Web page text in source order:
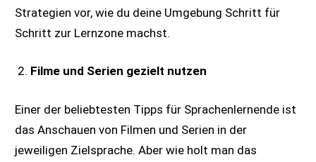
Strategien vor, wie du deine Umgebung Schritt für
Schritt zur Lernzone machst.
Filme und Serien gezielt nutzen
Einer der beliebtesten Tipps für Sprachenlernende ist
das Anschauen von Filmen und Serien in der
jeweiligen Zielsprache. Aber wie holt man das